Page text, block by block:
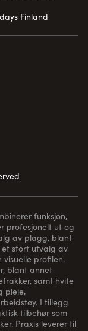
Finland
funksjon,
profesjonelt ut og
av plagg, blant
et stort utvalg av
profilen.
blant annet
samt hvite
pleie,
I tillegg
tilbehør som
Praxis leverer til